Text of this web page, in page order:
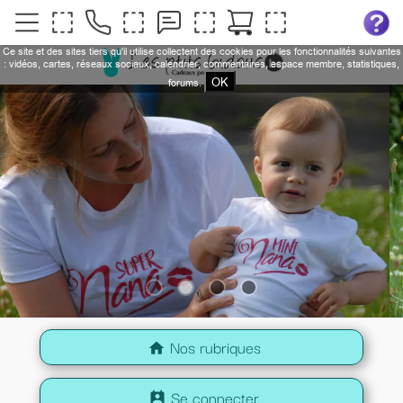
home Nos rubriques
perm_contact_calendar Se connecter
Ce site et des sites tiers qu'il utilise collectent des cookies pour les fonctionnalités suivantes
: vidéos, cartes, réseaux sociaux, calendrier, commentaires, espace membre, statistiques,
forums.
OK